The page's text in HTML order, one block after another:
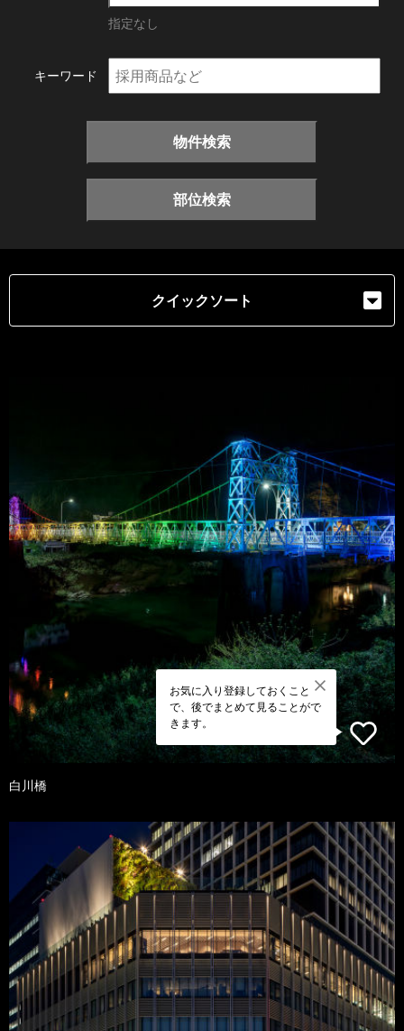
指定なし
キーワード
物件検索
部位検索
クイックソート
お気に入り登録しておくこと
で、後でまとめて見ることがで
きます。
白川橋